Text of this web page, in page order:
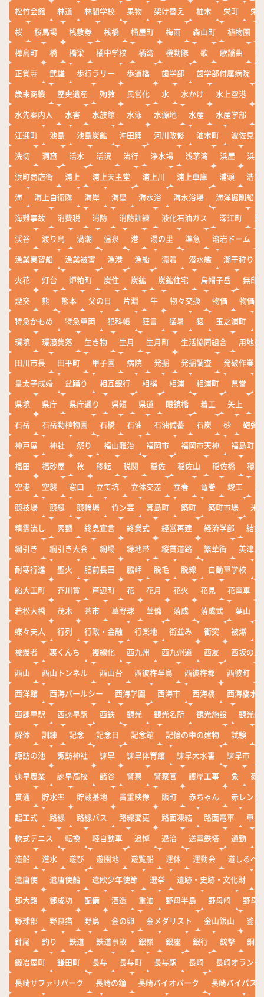
松竹会館 林道 林間学校 果物 架け替え 柚木 栄町
栄
桜
桜馬場 桟敷券 桟橋 桶屋町 梅雨 森山町 植物園
樺島町
橋 橋梁 橘中学校 橘湾 機動隊 歌 歌謡曲
正覚寺
武雄 歩行ラリー 歩道橋 歯学部 歯学部付属病院
歳末商戦
歴史遺産 殉教 民営化 水 水かけ 水上空港
水先案内人
水害 水族館 水泳 水源地 水産 水産学部
江迎町
池島 池島炭鉱 沖田踊 河川改修 油木町
波佐見
洗切
洞窟 活水 活況 流行 浄水場 浅茅湾 浜屋
浜
浜町商店街
浦上 浦上天主堂 浦上川 浦上車庫 浦頭
浩宮
海
海上自衛隊 海岸 海星 海水浴 海水浴場
海洋掘削船
海難事故
消費税 消防 消防訓練 液化石油ガス 深江町
淵
渓谷
渡り鳥 渦潮 温泉 港 湯の里 準急 溶岩ドーム
漁業実習船
漁業被害 漁港 漁船 漂着 潜水艦
潮干狩り
火花
灯台 炉粕町 炭住 炭鉱 炭鉱住宅 烏帽子岳
無印
煙突
熊 熊本 父の日 片淵 牛 物々交換 物価
物価高
特急かもめ
特急車両 犯科帳 狂言 猛暑 猿 玉之浦町
環境
環濠集落 生き物 生月 生月町 生活協同組合
用地売
田川市長
田平町 甲子園 病院 発掘 発掘調査
発破作業
皇太子成婚
盆踊り 相互銀行 相撲 相浦 相浦町 県営
県境
県庁 県庁通り 県短 県道 眼鏡橋 着工 矢上
石岳
石岳動植物園 石橋 石油 石油備蓄 石炭 砂
砲弾
神戸屋
神社 祭り 福山雅治 福岡市 福岡市天神
福島町
福田
福砂屋 秋 移転 税関 稲佐 稲佐山 稲佐橋
積雪
空港
空襲 窓口 立て坑 立体交差 立春 竜巻 竣工
競技場
競艇 競輪場 竹ン芸 箕島町 築町 築町市場
米
精霊流し
素麺 終息宣言 終業式 経営再建 経済学部
結婚
綱引き
綱引き大会 網場 緑地帯 縦貫道路 繁華街
美津島
耐寒行進
聖火 肥前長田 脇岬 脱毛 脱線 自動車学校
船大工町
芥川賞 芦辺町 花 花月 花火 花見 花電車
若松大橋
茂木 茶市 草野球 華僑 落成 落成式 葉山
蝶々夫人
行列 行政・金融 行楽地 街並み 衝突 被爆
被爆者
裏くんち 複線化 西九州 西九州道 西友
西坂の丘
西山
西山トンネル 西山台 西彼杵半島 西彼杵郡 西彼町
西洋館
西海パールシー 西海学園 西海市 西海橋
西海橋水
西諌早駅
西諫早駅 西鉄 観光 観光名所 観光施設
観光船
解体
訓練 記念 記念日 記念館 記憶の中の建物 試験
諏訪の池
諏訪神社 諫早 諫早体育館 諫早大水害 諫早市
諫早農業
諫早高校 諸谷 警察 警察官 護岸工事 象
豪
貫通
貯水率 貯蔵基地 貴重映像 賑町 赤ちゃん
赤レンガ
起工式
路線 路線バス 路線変更 路面凍結 路面電車
車
軟式テニス
転換 軽自動車 追悼 退治 送電鉄塔 通勤
造船
進水 遊び 遊園地 遊覧船 運休 運動会
道しるべ
遣唐使
遣唐使船 遣欧少年使節 選挙 遺跡・史跡・文化財
都大路
鄭成功 配備 酒造 重油 野母半島 野母崎
野母
野球部
野良猫 野鳥 金の卵 金メダリスト 金山銀山
釜山
針尾
釣り 鉄道 鉄道事故 銀嶺 銀座 銀行 銃撃
銅座
鍛冶屋町
鎌田町 長与 長与町 長与駅 長崎
長崎オランダ
長崎サファリパーク
長崎の鐘 長崎バイオパーク
長崎バイパス